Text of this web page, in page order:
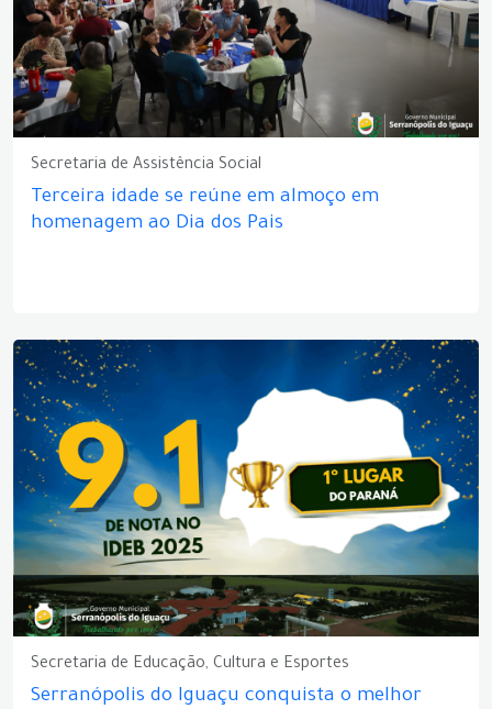
Secretaria de Assistência Social
Terceira idade se reúne em almoço em
homenagem ao Dia dos Pais
Secretaria de Educação, Cultura e Esportes
Serranópolis do Iguaçu conquista o melhor